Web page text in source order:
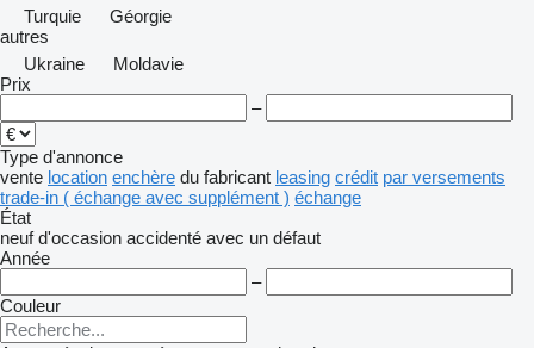
Turquie
Géorgie
autres
Ukraine
Moldavie
Prix
–
Type d'annonce
vente location enchère du fabricant leasing crédit par versements
trade-in ( échange avec supplément ) échange
État
neuf d'occasion accidenté avec un défaut
Année
–
Couleur